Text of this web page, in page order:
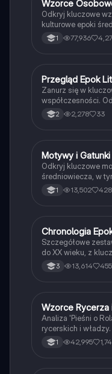
Język polski
Wzorce
Odkryj kluczowe
kulturowe epoki
postaci takich jak
oraz Dama Serca.
studentów historii i
1 77,936
Język polski
Przegląd Epok
Zanurz się w
współczesności.
głównych
Adam Mickiewicz i
2 2,278 33
Język polski
Motywy i
Odkryj kluczowe
średniowiecza, w
epos rycerski.
cechy literatury tej
1 13,502 428
Język polski
Chronologia
Szczegółowe
do XX wieku, z
do nauki przed
antyk,
3 13,614 455
Język polski
Wzorce Rycerza
Analiza 'Pieśni o
rycerskich i
Karola Wielkiego
sprawiedliwości
1 42,995